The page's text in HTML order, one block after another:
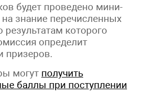
будет проведено мини-
на знание перечисленных
которого
определит
призеров.
могут получить
баллы при поступлении